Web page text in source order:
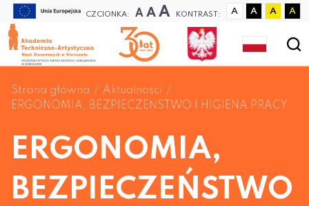
CZCIONKA: A A A KONTRAST: A A A A
Strona główna
Aktualności
ERGONOMIA, BEZPIECZEŃSTWO I HIGIENA PRACY
ERGONOMIA,
BEZPIECZEŃSTWO